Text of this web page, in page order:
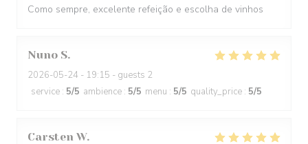
Como sempre, excelente refeição e escolha de vinhos
Nuno S
2026-05-24 - 19:15 - guests 2
service : 5/5 ambience : 5/5 menu : 5/5 quality_price : 5/5
Carsten W